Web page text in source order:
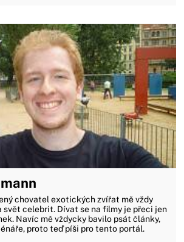
chovatel exotických zvířat mě vždy
svět celebrit. Dívat se na filmy je přeci jen
Navíc mě vždycky bavilo psát články,
proto teď píši pro tento portál.